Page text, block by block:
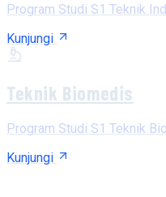
Program Studi S1 Teknik
Kunjungi
Teknik Biomedis
Program Studi S1 Teknik
Kunjungi